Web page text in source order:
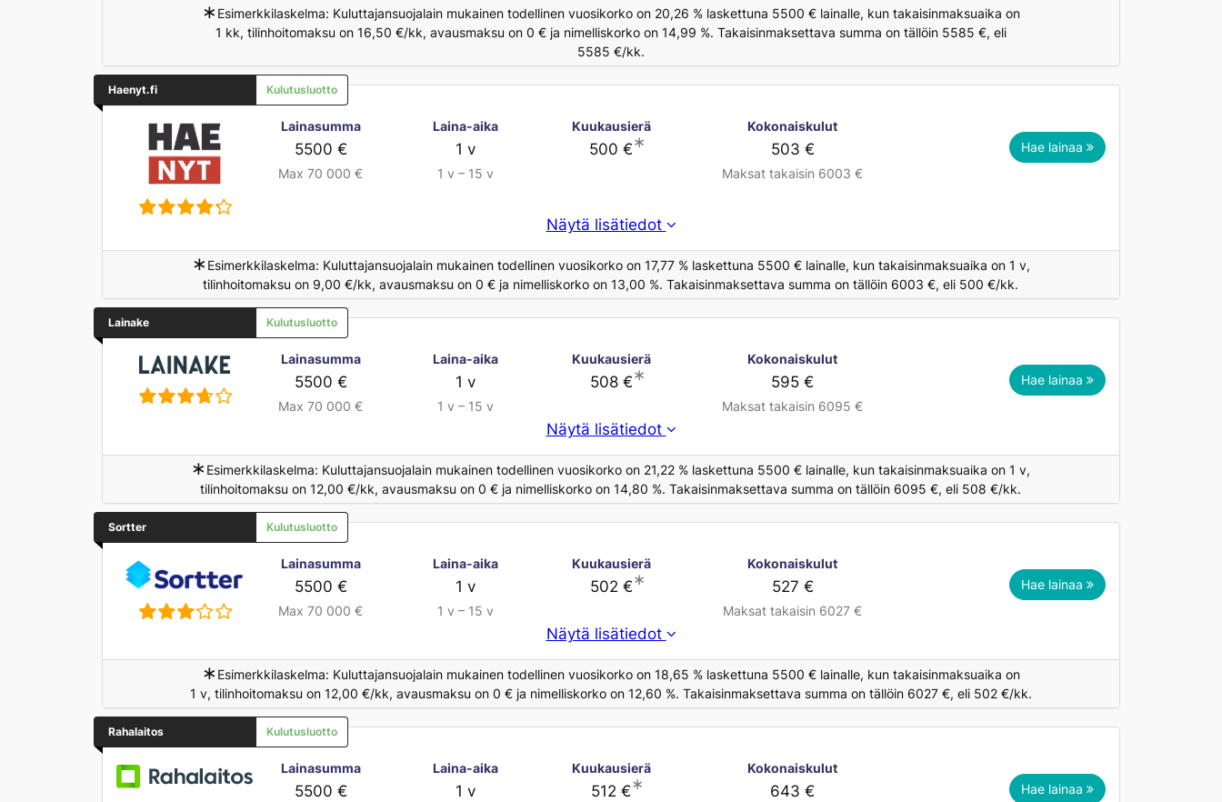
∗ Esimerkkilaskelma: Kuluttajansuojalain mukainen todellinen vuosikorko on 20,26 % laskettuna 5500 € lainalle, kun takaisinmaksuaika on
1 kk, tilinhoitomaksu on 16,50 €/kk, avausmaksu on 0 € ja nimelliskorko on 14,99 %. Takaisinmaksettava summa on tällöin 5585 €, eli
5585 €/kk.
Haenyt.fi Kulutusluotto
Lainasumma
5500 €
Max 70 000 €
Laina-aika
1 v
1 v – 15 v
Kuukausierä
500 €∗
Kokonaiskulut
503 €
Maksat takaisin 6003 €
Hae lainaa
Näytä lisätiedot
∗ Esimerkkilaskelma: Kuluttajansuojalain mukainen todellinen vuosikorko on 17,77 % laskettuna 5500 € lainalle, kun takaisinmaksuaika on 1 v,
tilinhoitomaksu on 9,00 €/kk, avausmaksu on 0 € ja nimelliskorko on 13,00 %. Takaisinmaksettava summa on tällöin 6003 €, eli 500 €/kk.
Lainake Kulutusluotto
Lainasumma
5500 €
Max 70 000 €
Laina-aika
1 v
1 v – 15 v
Kuukausierä
508 €∗
Kokonaiskulut
595 €
Maksat takaisin 6095 €
Hae lainaa
Näytä lisätiedot
∗ Esimerkkilaskelma: Kuluttajansuojalain mukainen todellinen vuosikorko on 21,22 % laskettuna 5500 € lainalle, kun takaisinmaksuaika on 1 v,
tilinhoitomaksu on 12,00 €/kk, avausmaksu on 0 € ja nimelliskorko on 14,80 %. Takaisinmaksettava summa on tällöin 6095 €, eli 508 €/kk.
Sortter Kulutusluotto
Lainasumma
5500 €
Max 70 000 €
Laina-aika
1 v
1 v – 15 v
Kuukausierä
502 €∗
Kokonaiskulut
527 €
Maksat takaisin 6027 €
Hae lainaa
Näytä lisätiedot
∗ Esimerkkilaskelma: Kuluttajansuojalain mukainen todellinen vuosikorko on 18,65 % laskettuna 5500 € lainalle, kun takaisinmaksuaika on
1 v, tilinhoitomaksu on 12,00 €/kk, avausmaksu on 0 € ja nimelliskorko on 12,60 %. Takaisinmaksettava summa on tällöin 6027 €, eli 502 €/kk.
Rahalaitos Kulutusluotto
Lainasumma
5500 €
Laina-aika
1 v
Kuukausierä
512 €∗
Kokonaiskulut
643 € Hae lainaa